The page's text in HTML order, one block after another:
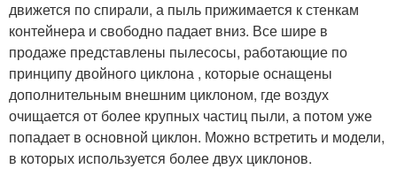
движется по спирали, а пыль прижимается к стенкам
контейнера и свободно падает вниз. Все шире в
продаже представлены пылесосы, работающие по
принципу двойного циклона , которые оснащены
дополнительным внешним циклоном, где воздух
очищается от более крупных частиц пыли, а потом уже
попадает в основной циклон. Можно встретить и модели,
в которых используется более двух циклонов.